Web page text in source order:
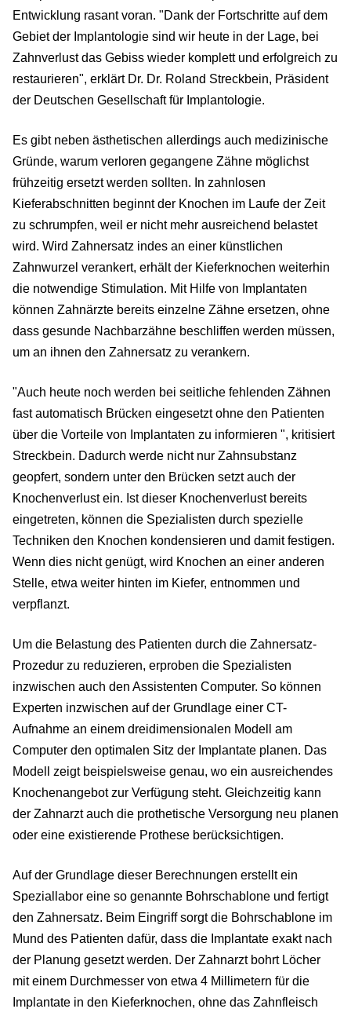
Entwicklung rasant voran. "Dank der Fortschritte auf dem
Gebiet der Implantologie sind wir heute in der Lage, bei
Zahnverlust das Gebiss wieder komplett und erfolgreich zu
restaurieren", erklärt Dr. Dr. Roland Streckbein, Präsident
der Deutschen Gesellschaft für Implantologie.
Es gibt neben ästhetischen allerdings auch medizinische
Gründe, warum verloren gegangene Zähne möglichst
frühzeitig ersetzt werden sollten. In zahnlosen
Kieferabschnitten beginnt der Knochen im Laufe der Zeit
zu schrumpfen, weil er nicht mehr ausreichend belastet
wird. Wird Zahnersatz indes an einer künstlichen
Zahnwurzel verankert, erhält der Kieferknochen weiterhin
die notwendige Stimulation. Mit Hilfe von Implantaten
können Zahnärzte bereits einzelne Zähne ersetzen, ohne
dass gesunde Nachbarzähne beschliffen werden müssen,
um an ihnen den Zahnersatz zu verankern.
"Auch heute noch werden bei seitliche fehlenden Zähnen
fast automatisch Brücken eingesetzt ohne den Patienten
über die Vorteile von Implantaten zu informieren ", kritisiert
Streckbein. Dadurch werde nicht nur Zahnsubstanz
geopfert, sondern unter den Brücken setzt auch der
Knochenverlust ein. Ist dieser Knochenverlust bereits
eingetreten, können die Spezialisten durch spezielle
Techniken den Knochen kondensieren und damit festigen.
Wenn dies nicht genügt, wird Knochen an einer anderen
Stelle, etwa weiter hinten im Kiefer, entnommen und
verpflanzt.
Um die Belastung des Patienten durch die Zahnersatz-
Prozedur zu reduzieren, erproben die Spezialisten
inzwischen auch den Assistenten Computer. So können
Experten inzwischen auf der Grundlage einer CT-
Aufnahme an einem dreidimensionalen Modell am
Computer den optimalen Sitz der Implantate planen. Das
Modell zeigt beispielsweise genau, wo ein ausreichendes
Knochenangebot zur Verfügung steht. Gleichzeitig kann
der Zahnarzt auch die prothetische Versorgung neu planen
oder eine existierende Prothese berücksichtigen.
Auf der Grundlage dieser Berechnungen erstellt ein
Speziallabor eine so genannte Bohrschablone und fertigt
den Zahnersatz. Beim Eingriff sorgt die Bohrschablone im
Mund des Patienten dafür, dass die Implantate exakt nach
der Planung gesetzt werden. Der Zahnarzt bohrt Löcher
mit einem Durchmesser von etwa 4 Millimetern für die
Implantate in den Kieferknochen, ohne das Zahnfleisch